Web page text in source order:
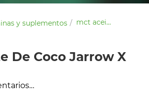
y suplementos mct aceite de coco jarrow x 591ml
De Coco Jarrow X